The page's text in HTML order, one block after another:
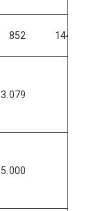
852 144
3.079
5.000